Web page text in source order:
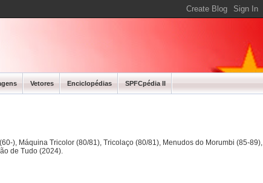
Vetores Enciclopédias SPFCpédia II
), Máquina Tricolor (80/81), Tricolaço (80/81), Menudos do Morumbi (85-
de Tudo (2024).